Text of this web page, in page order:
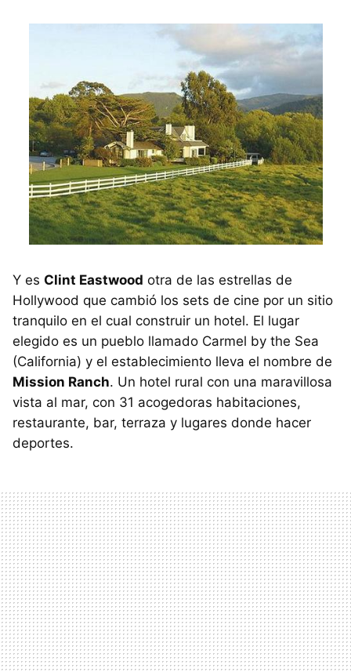
Y es Clint Eastwood otra de las estrellas de
Hollywood que cambió los sets de cine por un sitio
tranquilo en el cual construir un hotel. El lugar
elegido es un pueblo llamado Carmel by the Sea
(California) y el establecimiento lleva el nombre de
Mission Ranch. Un hotel rural con una maravillosa
vista al mar, con 31 acogedoras habitaciones,
restaurante, bar, terraza y lugares donde hacer
deportes.